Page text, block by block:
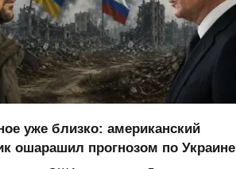
уже близко: американский
ошарашил прогнозом по Украине